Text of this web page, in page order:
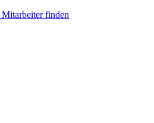
Mitarbeiterfinden